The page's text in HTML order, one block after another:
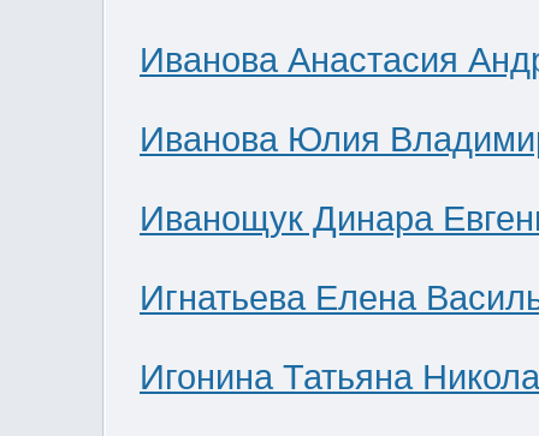
Иванова Анастасия
Иванова Юлия
Иванощук Динара
Игнатьева Елена
Игонина Татьяна